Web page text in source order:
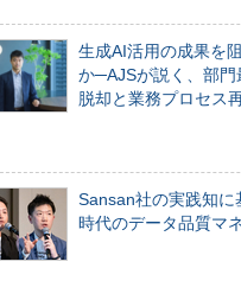
生成AI活用の成果を
か─AJSが説く、部門
脱却と業務プロセス
Sansan社の実践知に
時代のデータ品質マ